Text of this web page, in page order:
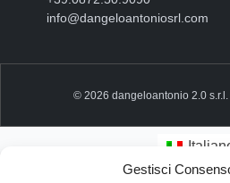
Gestisci
info@dangeloantoniosrl.com
© 2026 dangeloantonio 2.0